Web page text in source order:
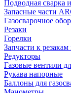
Подводная сварка
Запасные части
Газосварочное
Резаки
Горелки
Запчасти к
Редукторы
Газовые вентили
Рукава напорные
Баллоны для